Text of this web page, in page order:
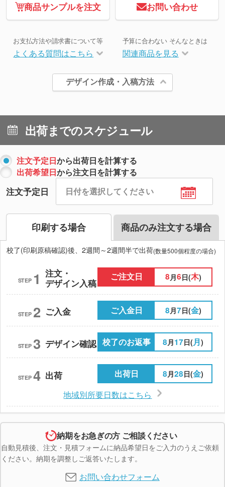
商品サンプルを注文 お問い合わせ
お支払方法や請求書について等
よくある質問はこちら
予算に合わない そんなときは
関連商品を見る
デザイン作成・入稿方法
出荷までのスケジュール
注文予定日から出荷日を計算する
出荷希望日から注文日を計算する
注文予定日
印刷する場合 商品のみ注文する場合
校了(印刷原稿確認)後、2週間～2週間半で出荷(数量500個程度の場合)
STEP 1 注文・
デザイン入稿
ご注文日 8 月6日(木)
STEP 2 ご入金 ご入金日 8月7日(金)
STEP 3 デザイン確認 校了のお返事 8月17日(月)
STEP 4 出荷 出荷日 8月28日(金)
地域別所要日数はこちら
納期をお急ぎの方 ご相談ください
自動見積後、注文・見積フォームに納品希望日をご入力のうえご依頼
ください。納期を調整しご返答いたします。
お問い合わせフォーム